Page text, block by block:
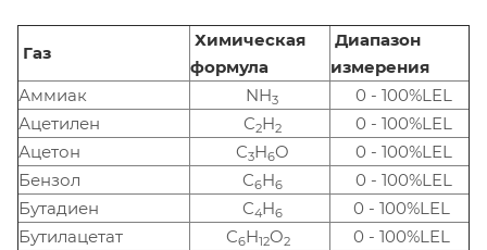
Газ
Химическая
формула
Диапазон
измерения
Аммиак
NH3
0 - 100%LEL
Ацетилен
C2H2
0 - 100%LEL
Ацетон
C3H6O
0 - 100%LEL
Бензол
C6H6
0 - 100%LEL
Бутадиен
C4H6
0 - 100%LEL
Бутилацетат
C6H12O2
0 - 100%LEL